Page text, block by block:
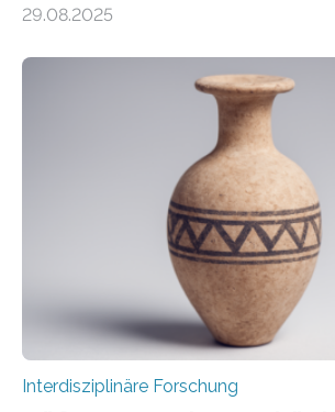
von CO2-Emissionen gilt als wichtige
Erdatmosphäre, sondern auch das
Speichern des Treibhausgases aus der
Dementsprechend hat auch die aktuelle
Bundesregierung in ihrem
Entwicklung von CO2-Abscheidungs-
Speicherungstechnologien als Ziel
Insbesondere das sogenannte Direct
betrachtet sie dabei als
Zukunftstechnologie, um
Wissenschaftlerinnen…
29.08.2025
Interdisziplinäre Forschung